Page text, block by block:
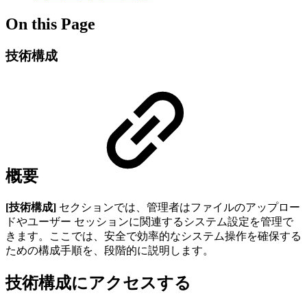
On this Page
技術構成
概要
[技術構成] セクションでは、管理者はファイルのアップロー
ドやユーザー セッションに関連するシステム設定を管理で
きます。ここでは、安全で効率的なシステム操作を確保する
ための構成手順を、段階的に説明します。
技術構成にアクセスする